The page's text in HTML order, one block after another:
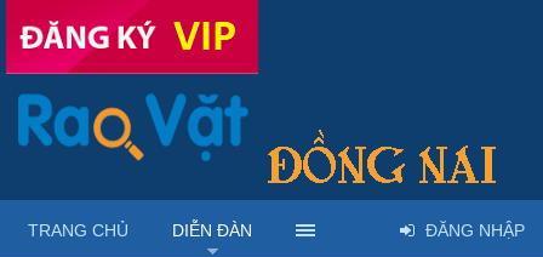
TRANG CHỦ DIỄN ĐÀN ĐĂNG NHẬP